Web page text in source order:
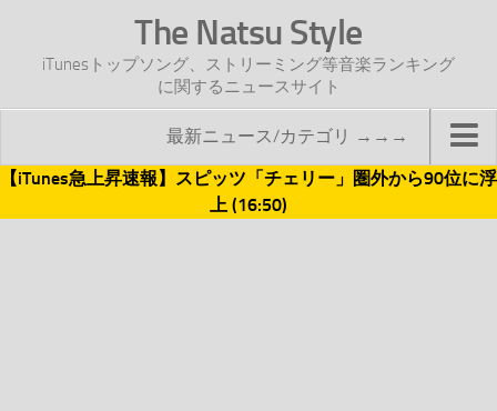
The Natsu Style
iTunesトップソング、ストリーミング等音楽ランキング
に関するニュースサイト
最新ニュース/カテゴリ →→→
TOP
【iTunes急上昇速報】スピッツ「チェリー」圏外から90位に浮
上 (16:50)